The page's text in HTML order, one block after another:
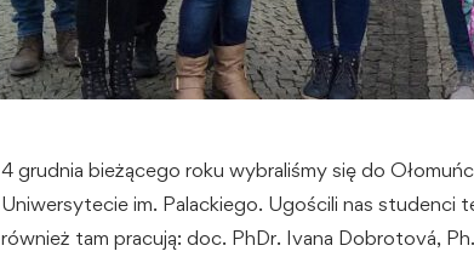
4 grudnia bieżącego roku wybraliśmy się do
Uniwersytecie im. Palackiego. Ugościli nas studenci
również tam pracują: doc. PhDr. Ivana Dobrotová,